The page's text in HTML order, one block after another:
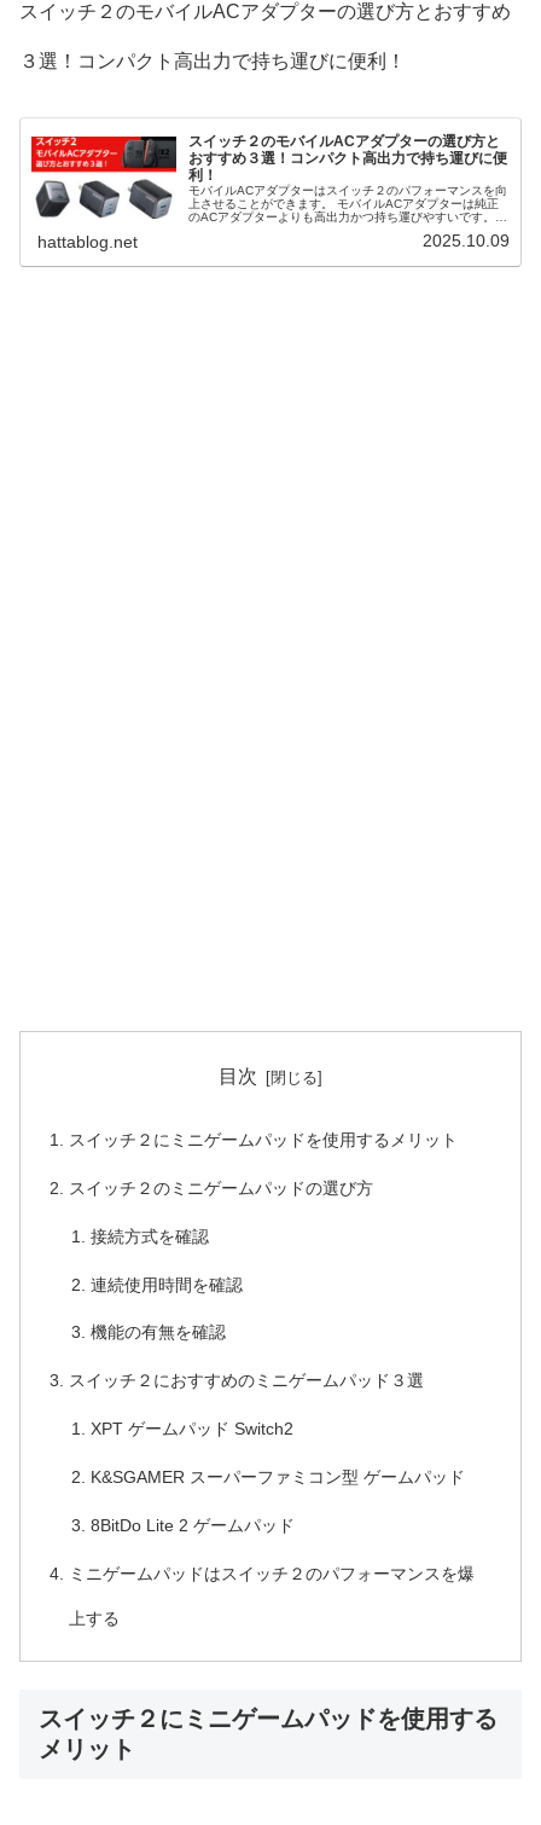
スイッチ２のモバイルACアダプターの選び方とおすすめ
３選！コンパクト高出力で持ち運びに便利！
スイッチ２のモバイルACアダプターの選び方と
おすすめ３選！コンパクト高出力で持ち運びに便
利！
モバイルACアダプターはスイッチ２のパフォーマンスを向
上させることができます。 モバイルACアダプターは純正
のACアダプターよりも高出力かつ持ち運びやすいです。
充電することができます。 そこで、スイッチ２のモバイル
hattablog.net 2025.10.09
目次
スイッチ２にミニゲームパッドを使用するメリット
スイッチ２のミニゲームパッドの選び方
接続方式を確認
連続使用時間を確認
機能の有無を確認
スイッチ２におすすめのミニゲームパッド３選
XPT ゲームパッド Switch2
K&SGAMER スーパーファミコン型 ゲームパッド
8BitDo Lite 2 ゲームパッド
ミニゲームパッドはスイッチ２のパフォーマンスを爆
上する
スイッチ２にミニゲームパッドを使用する
メリット